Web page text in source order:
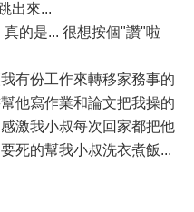
出來...
的是... 很想按個"讚"啦
有份工作來轉移家務事的
他寫作業和論文把我操的
激我小叔每次回家都把他
死的幫我小叔洗衣煮飯...